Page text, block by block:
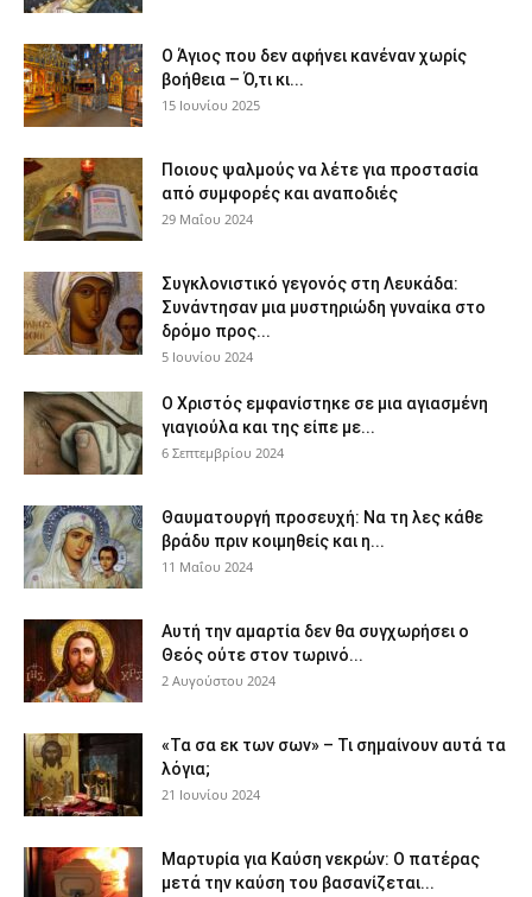
Ο Άγιος που δεν αφήνει κανέναν χωρίς
βοήθεια – Ό,τι κι...
15 Ιουνίου 2025
Ποιους ψαλμούς να λέτε για προστασία
από συμφορές και αναποδιές
29 Μαΐου 2024
Συγκλονιστικό γεγονός στη Λευκάδα:
Συνάντησαν μια μυστηριώδη γυναίκα στο
δρόμο προς...
5 Ιουνίου 2024
Ο Χριστός εμφανίστηκε σε μια αγιασμένη
γιαγιούλα και της είπε με...
6 Σεπτεμβρίου 2024
Θαυματουργή προσευχή: Να τη λες κάθε
βράδυ πριν κοιμηθείς και η...
11 Μαΐου 2024
Αυτή την αμαρτία δεν θα συγχωρήσει ο
Θεός ούτε στον τωρινό...
2 Αυγούστου 2024
«Τα σα εκ των σων» – Τι σημαίνουν αυτά τα
λόγια;
21 Ιουνίου 2024
Μαρτυρία για Καύση νεκρών: Ο πατέρας
μετά την καύση του βασανίζεται...